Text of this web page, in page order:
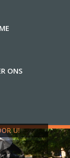
ONS
U!